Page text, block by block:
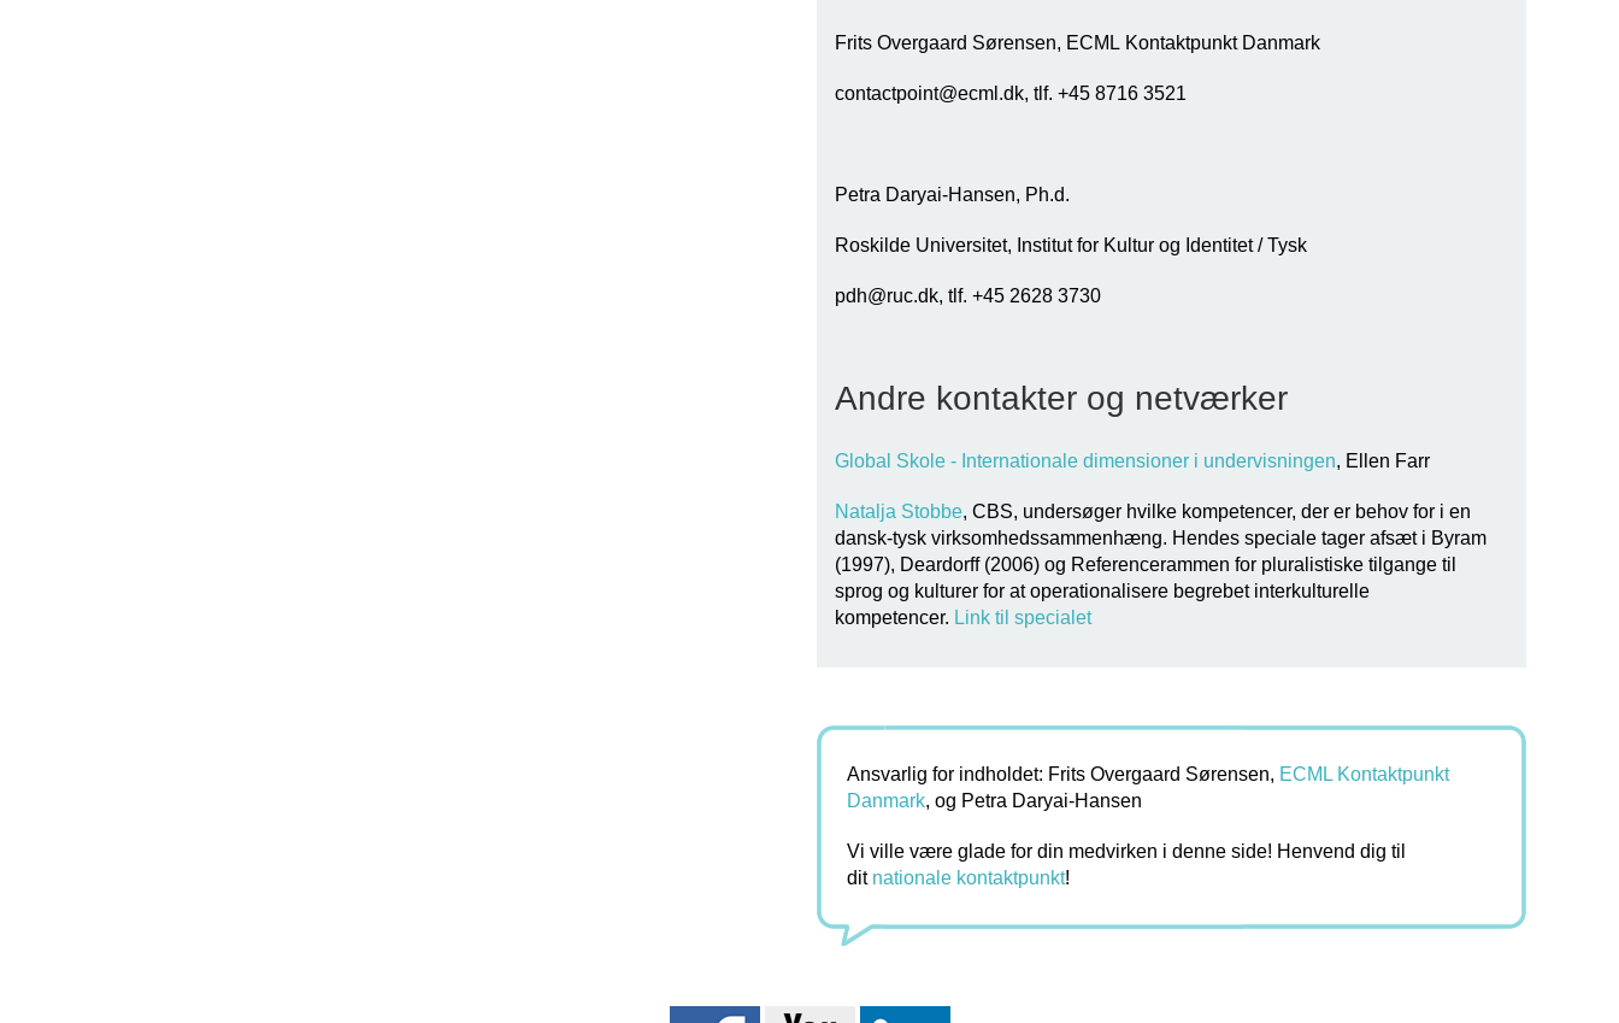
Frits Overgaard Sørensen, ECML Kontaktpunkt Danmark
contactpoint@ecml.dk, tlf. +45 8716 3521
Petra Daryai-Hansen, Ph.d.
Roskilde Universitet, Institut for Kultur og Identitet / Tysk
pdh@ruc.dk, tlf. +45 2628 3730
Andre kontakter og netværker
Global Skole - Internationale dimensioner i undervisningen, Ellen Farr
Natalja Stobbe, CBS, undersøger hvilke kompetencer, der er behov for i en
dansk-tysk virksomhedssammenhæng. Hendes speciale tager afsæt i Byram
(1997), Deardorff (2006) og Referencerammen for pluralistiske tilgange til
sprog og kulturer for at operationalisere begrebet interkulturelle
kompetencer. Link til specialet
Ansvarlig for indholdet: Frits Overgaard Sørensen, ECML Kontaktpunkt
Danmark, og Petra Daryai-Hansen
Vi ville være glade for din medvirken i denne side! Henvend dig til
dit nationale kontaktpunkt!